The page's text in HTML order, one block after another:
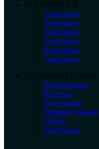
ПОПУЛЯРНОЕ
2-местные
3-местные
4-местные
5-местные
6-местные
7-местные
ДОПОЛНИТЕЛЬНО
Колокольчик
Круглые
Купольные
Прямоугольные
Сфера
Надувные